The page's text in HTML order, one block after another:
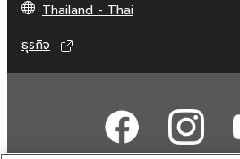
Thailand - Thai
ธุรกิจ